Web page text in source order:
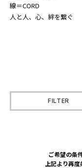
線＝CORD
人と人、心、絆を繋ぐ
FILTER
ご希望の条
上記より再